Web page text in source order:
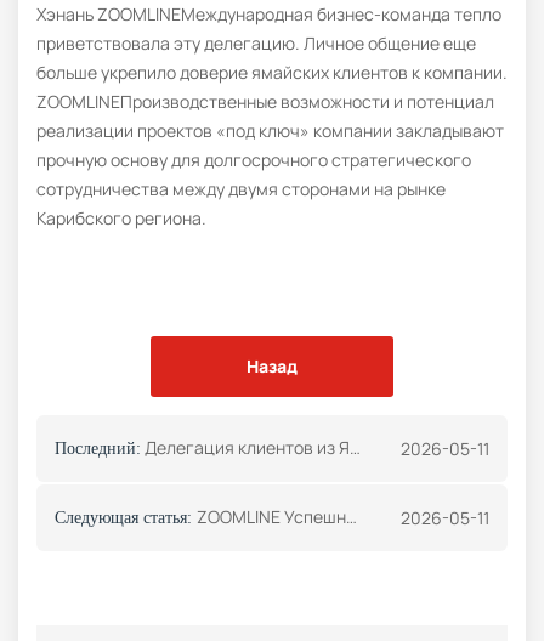
Хэнань ZOOMLINEМеждународная бизнес-команда тепло
приветствовала эту делегацию. Личное общение еще
больше укрепило доверие ямайских клиентов к компании.
ZOOMLINEПроизводственные возможности и потенциал
реализации проектов «под ключ» компании закладывают
прочную основу для долгосрочного стратегического
сотрудничества между двумя сторонами на рынке
Карибского региона.
Назад
Последний: Делегация клиентов из Ямайки посетила провинцию Хэнань. ZOOMLINE Спецтехника 2026-05-11
Следующая статья: ZOOMLINE Успешно заключено соглашение с Грецией о поставке индивидуальных резервуаров для хранения с подогревом. 2026-05-11